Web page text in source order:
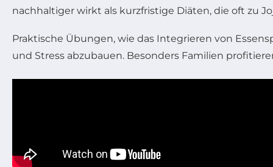
nachhaltiger wirkt als kurzfristige Diäten, die oft zu
Praktische Übungen, wie das Integrieren von
und Stress abzubauen. Besonders Familien